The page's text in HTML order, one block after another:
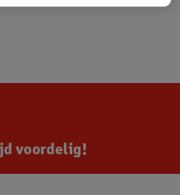
voordelig!